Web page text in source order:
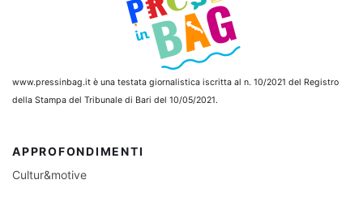
www.pressinbag.it è una testata giornalistica iscritta al n. 10/2021 del Registro
della Stampa del Tribunale di Bari del 10/05/2021.
APPROFONDIMENTI
Cultur&motive